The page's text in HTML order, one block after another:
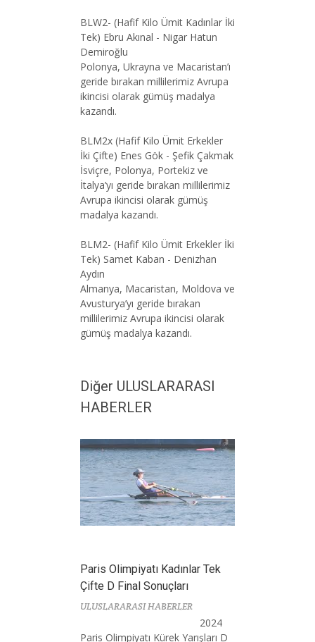
BLW2- (Hafif Kilo Ümit Kadınlar İki
Tek) Ebru Akınal - Nigar Hatun
Demiroğlu
Polonya, Ukrayna ve Macaristan’ı
geride bırakan millilerimiz Avrupa
ikincisi olarak gümüş madalya
kazandı.
BLM2x (Hafif Kilo Ümit Erkekler
İki Çifte) Enes Gök - Şefik Çakmak
İsviçre, Polonya, Portekiz ve
İtalya’yı geride bırakan millilerimiz
Avrupa ikincisi olarak gümüş
madalya kazandı.
BLM2- (Hafif Kilo Ümit Erkekler İki
Tek) Samet Kaban - Denizhan
Aydın
Almanya, Macaristan, Moldova ve
Avusturya’yı geride bırakan
millilerimiz Avrupa ikincisi olarak
gümüş madalya kazandı.
Diğer ULUSLARARASI
HABERLER
Paris Olimpiyatı Kadınlar Tek
Çifte D Final Sonuçları
ULUSLARARASI HABERLER
2024
Paris Olimpiyatı Kürek Yarışları D